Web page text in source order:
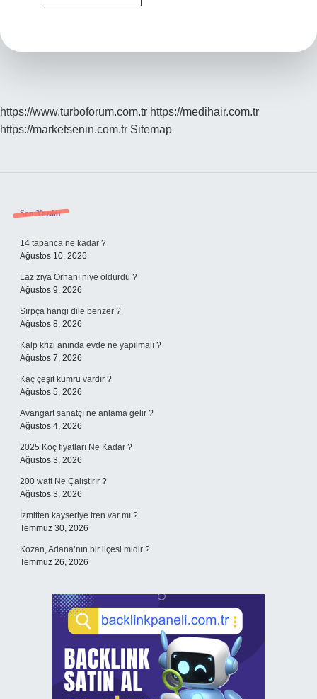
Ne
https://www.turboforum.com.tr https://medihair.com.tr
https://marketsenin.com.tr Sitemap
Sidebar
Son Yazılar
14 tapanca ne kadar ?
Ağustos 10, 2026
Laz ziya Orhanı niye öldürdü ?
Ağustos 9, 2026
Sırpça hangi dile benzer ?
Ağustos 8, 2026
Kalp krizi anında evde ne yapılmalı ?
Ağustos 7, 2026
Kaç çeşit kumru vardır ?
Ağustos 5, 2026
Avangart sanatçı ne anlama gelir ?
Ağustos 4, 2026
2025 Koç fiyatları Ne Kadar ?
Ağustos 3, 2026
200 watt Ne Çalıştırır ?
Ağustos 3, 2026
İzmitten kayseriye tren var mı ?
Temmuz 30, 2026
Kozan, Adana’nın bir ilçesi midir ?
Temmuz 26, 2026